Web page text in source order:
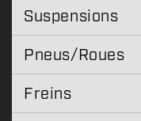
Suspensions
Pneus/Roues
Freins